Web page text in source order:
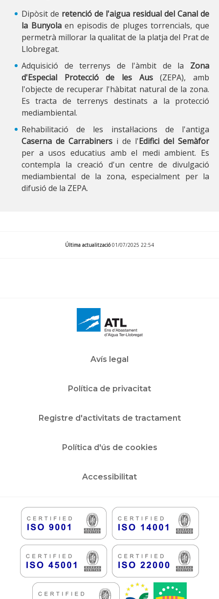
Dipòsit de retenció de l'aigua residual del Canal de
la Bunyolaen episodis de pluges torrencials, que
permetrà millorar la qualitat de la platja del Prat de
Llobregat.
Adquisició de terrenys de l'àmbit de la Zona
d'Especial Protecció de les Aus(ZEPA), amb
l'objecte de recuperar l'hàbitat natural de la zona.
Es tracta de terrenys destinats a la protecció
mediambiental.
Rehabilitació de les instal·lacions de l'antiga
Caserna de Carrabiners i de l'Edifici del Semàfor
per a usos educatius amb el medi ambient. Es
contempla la creació d'un centre de divulgació
mediambiental de la zona, especialment per la
difusió de la ZEPA.
Última actualització01/07/2025 22:54
Avís legal
Política de privacitat
Registre d'activitats de tractament
Política d'ús de cookies
Accessibilitat